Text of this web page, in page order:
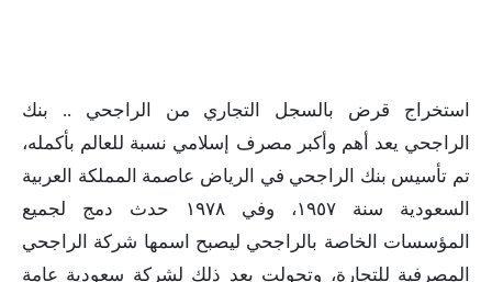
استخراج قرض بالسجل التجاري من الراجحي .. بنك
الراجحي يعد أهم وأكبر مصرف إسلامي نسبة للعالم بأكمله،
تم تأسيس بنك الراجحي في الرياض عاصمة المملكة العربية
السعودية سنة ١٩٥٧، وفي ١٩٧٨ حدث دمج لجميع
المؤسسات الخاصة بالراجحي ليصبح اسمها شركة الراجحي
المصرفية للتجارة، وتحولت بعد ذلك لشركة سعودية عامة